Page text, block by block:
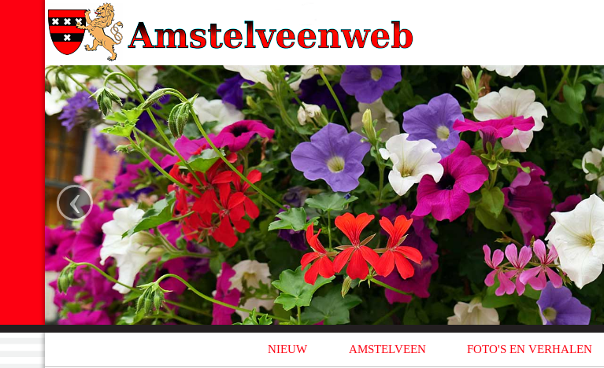
‹
NIEUW AMSTELVEEN FOTO'S EN VERHALEN